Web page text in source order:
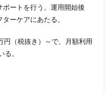
ポートを行う。運用開始後
ーケアにあたる。
円（税抜き）～で、月額利用
。